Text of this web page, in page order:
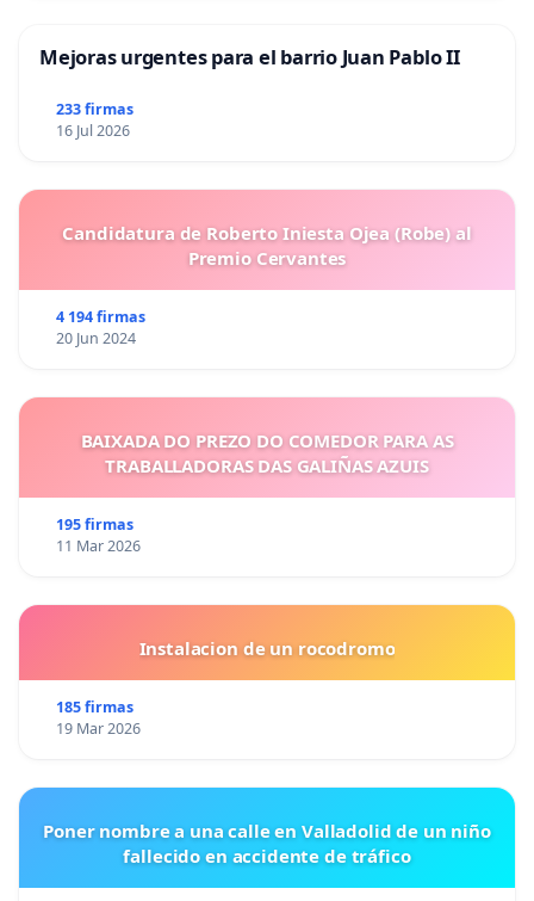
Mejoras urgentes para el barrio Juan Pablo II
233 firmas
16 Jul 2026
Candidatura de Roberto Iniesta Ojea (Robe) al
Premio Cervantes
4 194 firmas
20 Jun 2024
BAIXADA DO PREZO DO COMEDOR PARA AS
TRABALLADORAS DAS GALIÑAS AZUIS
195 firmas
11 Mar 2026
Instalacion de un rocodromo
185 firmas
19 Mar 2026
Poner nombre a una calle en Valladolid de un niño
fallecido en accidente de tráfico